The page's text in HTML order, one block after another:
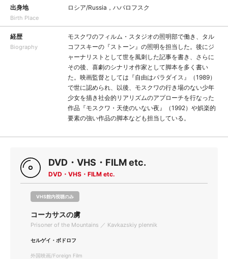
出身地
Birth Place
ロシア/Russia，ハバロフスク
経歴
Biography
モスクワのフィルム・スタジオの照明部で働き、タル
コフスキーの『ストーン』の照明を担当した。後にジ
ャーナリストとして世を風刺した記事を書き、さらに
その後、喜劇のシナリオ作家として脚本を多く書い
た。映画監督としては『自由はパラダイス』（1989）
で世に認められ、以後、モスクワの行き場のない少年
少女を描き社会的リアリズムのアプローチを行なった
作品『モスクワ・天使のいない夜』（1992）や娯楽的
要素の強い作品の脚本なども担当している。
DVD・VHS・FILM etc.
DVD・VHS・FILM etc.
VHS館内視聴のみ
コーカサスの虜
Prisoner of the Mountains ／ Kavkazskiy plennik
セルゲイ・ボドロフ
外国映画/Foreign Film